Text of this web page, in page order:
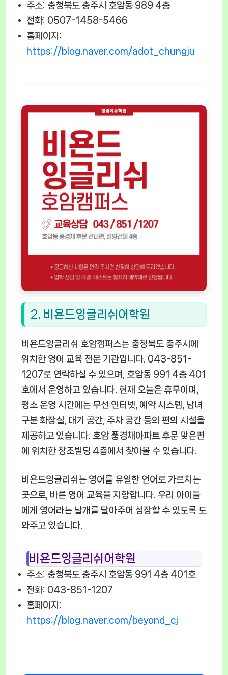
주소: 충청북도 충주시 호암동 989 4층
전화: 0507-1458-5466
홈페이지:
https://blog.naver.com/adot_chungju
2. 비욘드잉글리쉬어학원
비욘드잉글리쉬 호암캠퍼스는 충청북도 충주시에
위치한 영어 교육 전문 기관입니다. 043-851-
1207로 연락하실 수 있으며, 호암동 991 4층 401
호에서 운영하고 있습니다. 현재 오늘은 휴무이며,
평소 운영 시간에는 무선 인터넷, 예약 시스템, 남녀
구분 화장실, 대기 공간, 주차 공간 등의 편의 시설을
제공하고 있습니다. 호암 풍경채아파트 후문 맞은편
에 위치한 창조빌딩 4층에서 찾아볼 수 있습니다.
비욘드잉글리쉬는 영어를 유일한 언어로 가르치는
곳으로, 바른 영어 교육을 지향합니다. 우리 아이들
에게 영어라는 날개를 달아주어 성장할 수 있도록 도
와주고 있습니다.
비욘드잉글리쉬어학원
주소: 충청북도 충주시 호암동 991 4층 401호
전화: 043-851-1207
홈페이지:
https://blog.naver.com/beyond_cj